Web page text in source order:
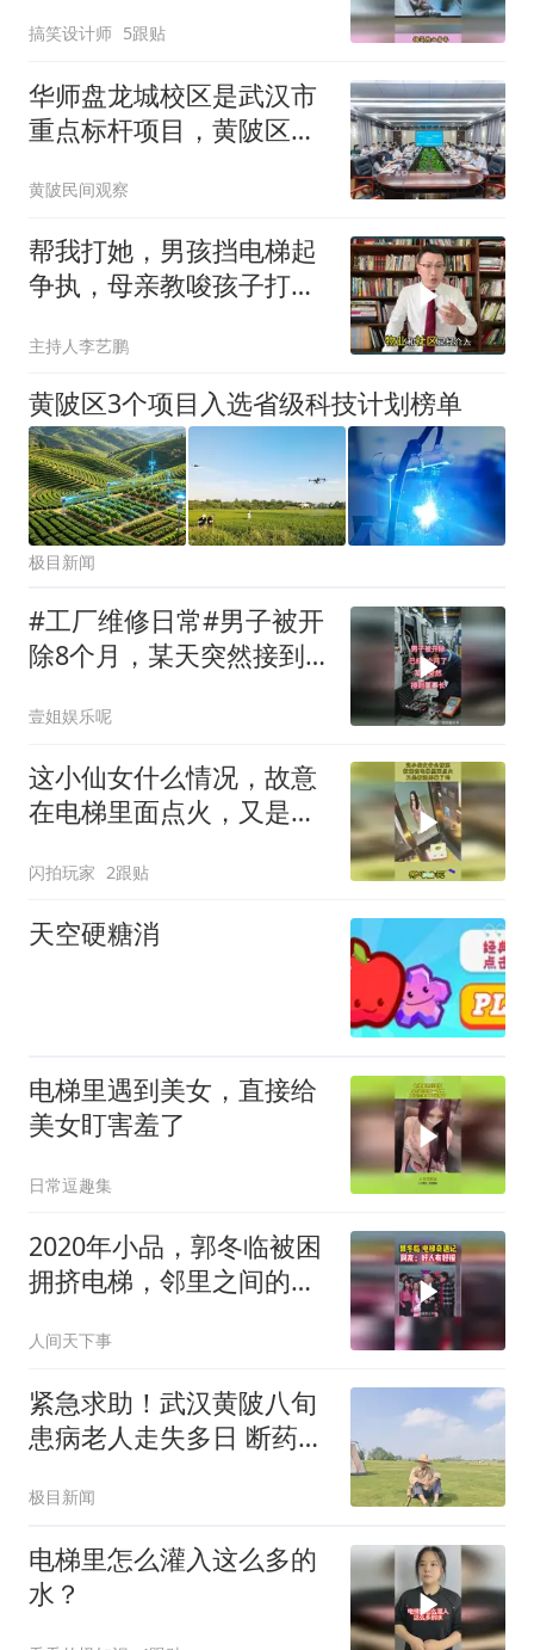
搞笑设计师 5跟贴
华师盘龙城校区是武汉市
重点标杆项目，黄陂区将
黄陂民间观察
帮我打她，男孩挡电梯起
争执，母亲教唆孩子打
主持人李艺鹏
黄陂区3个项目入选省级科技计划榜单
极目新闻
#工厂维修日常#男子被开
除8个月，某天突然接到
壹姐娱乐呢
这小仙女什么情况，故意
在电梯里面点火，又是被
闪拍玩家 2跟贴
天空硬糖消
电梯里遇到美女，直接给
美女盯害羞了
日常逗趣集
2020年小品，郭冬临被困
拥挤电梯，邻里之间的事
人间天下事
紧急求助！武汉黄陂八旬
患病老人走失多日 断药多
极目新闻
电梯里怎么灌入这么多的
水？